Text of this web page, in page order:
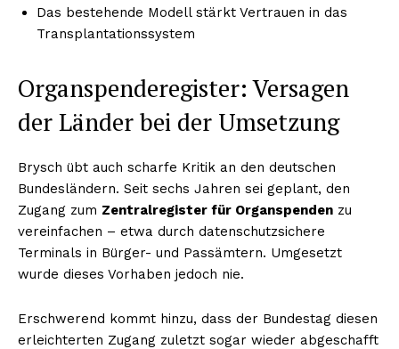
Das bestehende Modell stärkt Vertrauen in das
Transplantationssystem
Organspenderegister: Versagen
der Länder bei der Umsetzung
Brysch übt auch scharfe Kritik an den deutschen
Bundesländern. Seit sechs Jahren sei geplant, den
Zugang zum Zentralregister für Organspenden zu
vereinfachen – etwa durch datenschutzsichere
Terminals in Bürger- und Passämtern. Umgesetzt
wurde dieses Vorhaben jedoch nie.
Erschwerend kommt hinzu, dass der Bundestag diesen
erleichterten Zugang zuletzt sogar wieder abgeschafft